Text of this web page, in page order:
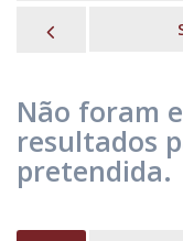
Não foram
resultados
pretendida.